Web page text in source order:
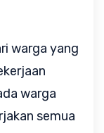
warga yang
warga
semua